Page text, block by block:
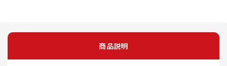
商品説明